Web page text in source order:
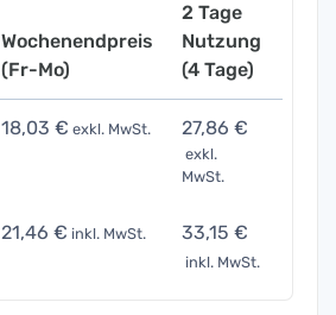
Wochenendpreis
(Fr-Mo)
2 Tage
Nutzung
(4 Tage)
18,03 € exkl. MwSt. 27,86 €
exkl.
MwSt.
21,46 € inkl. MwSt. 33,15 €
inkl. MwSt.